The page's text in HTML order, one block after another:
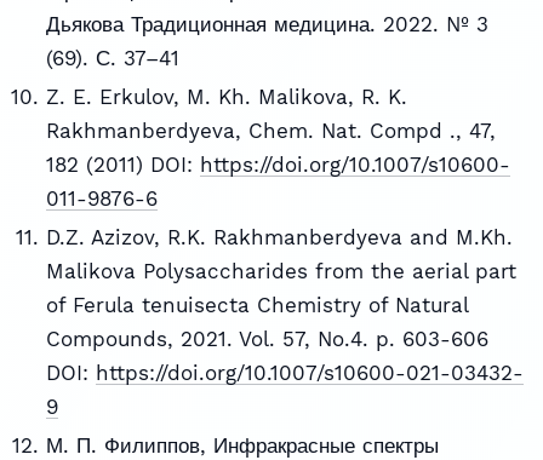
Дьякова Традиционная медицина. 2022. № 3
(69). С. 37–41
Z. E. Erkulov, M. Kh. Malikova, R. K.
Rakhmanberdyeva, Chem. Nat. Compd ., 47,
182 (2011) DOI: https://doi.org/10.1007/s10600-
011-9876-6
D.Z. Azizov, R.K. Rakhmanberdyeva and M.Kh.
Malikova Polysaccharides from the aerial part
of Ferula tenuisecta Chemistry of Natural
Compounds, 2021. Vol. 57, No.4. p. 603-606
DOI: https://doi.org/10.1007/s10600-021-03432-
9
М. П. Филиппов, Инфракрасные спектры